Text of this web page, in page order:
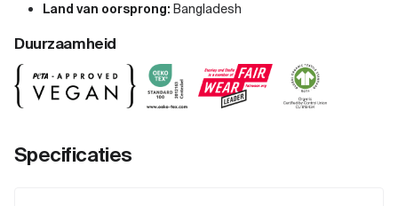
Land van oorsprong: Bangladesh
Duurzaamheid
Specificaties